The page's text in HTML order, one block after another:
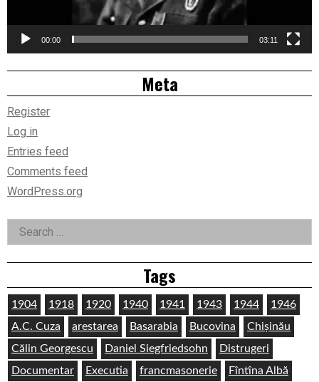
00:00 03:11
Meta
Register
Log in
Entries feed
Comments feed
WordPress.org
Search
for:
Tags
1904 1918 1920 1940 1941 1943 1944
1946
A.C. Cuza
arestarea Basarabia Bucovina
Chișinău
Călin Georgescu
Daniel Siegfriedsohn
Distrugeri
Documentar
Executia francmasonerie Fîntîna Albă